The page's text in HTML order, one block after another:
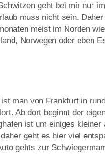
geht bei mir nur
muss nicht sein.
meist im Norden wie
Norwegen oder eben
man von Frankfurt in
Ab dort beginnt der
ist um einiges kleiner
geht es hier viel
gehts zur